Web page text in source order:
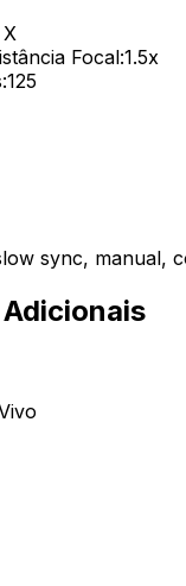
Focal:1.5x
125
sync, manual,